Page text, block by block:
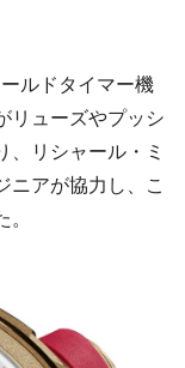
ルドタイマー機
リューズやプッシ
、リシャール・ミ
ニアが協力し、こ